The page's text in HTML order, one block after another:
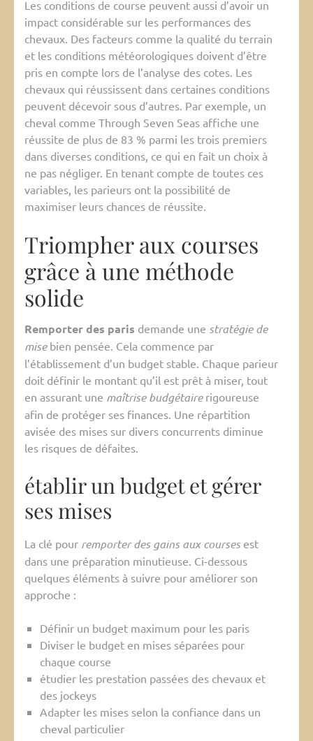
Les conditions de course peuvent aussi d’avoir un
impact considérable sur les performances des
chevaux. Des facteurs comme la qualité du terrain
et les conditions météorologiques doivent d’être
pris en compte lors de l’analyse des cotes. Les
chevaux qui réussissent dans certaines conditions
peuvent décevoir sous d’autres. Par exemple, un
cheval comme Through Seven Seas affiche une
réussite de plus de 83 % parmi les trois premiers
dans diverses conditions, ce qui en fait un choix à
ne pas négliger. En tenant compte de toutes ces
variables, les parieurs ont la possibilité de
maximiser leurs chances de réussite.
Triompher aux courses
grâce à une méthode
solide
Remporter des paris demande une stratégie de
misebien pensée. Cela commence par
l’établissement d’un budget stable. Chaque parieur
doit définir le montant qu’il est prêt à miser, tout
en assurant une maîtrise budgétairerigoureuse
afin de protéger ses finances. Une répartition
avisée des mises sur divers concurrents diminue
les risques de défaites.
établir un budget et gérer
ses mises
La clé pour remporter des gains aux coursesest
dans une préparation minutieuse. Ci-dessous
quelques éléments à suivre pour améliorer son
approche :
Définir un budget maximum pour les paris
Diviser le budget en mises séparées pour
chaque course
étudier les prestation passées des chevaux et
des jockeys
Adapter les mises selon la confiance dans un
cheval particulier